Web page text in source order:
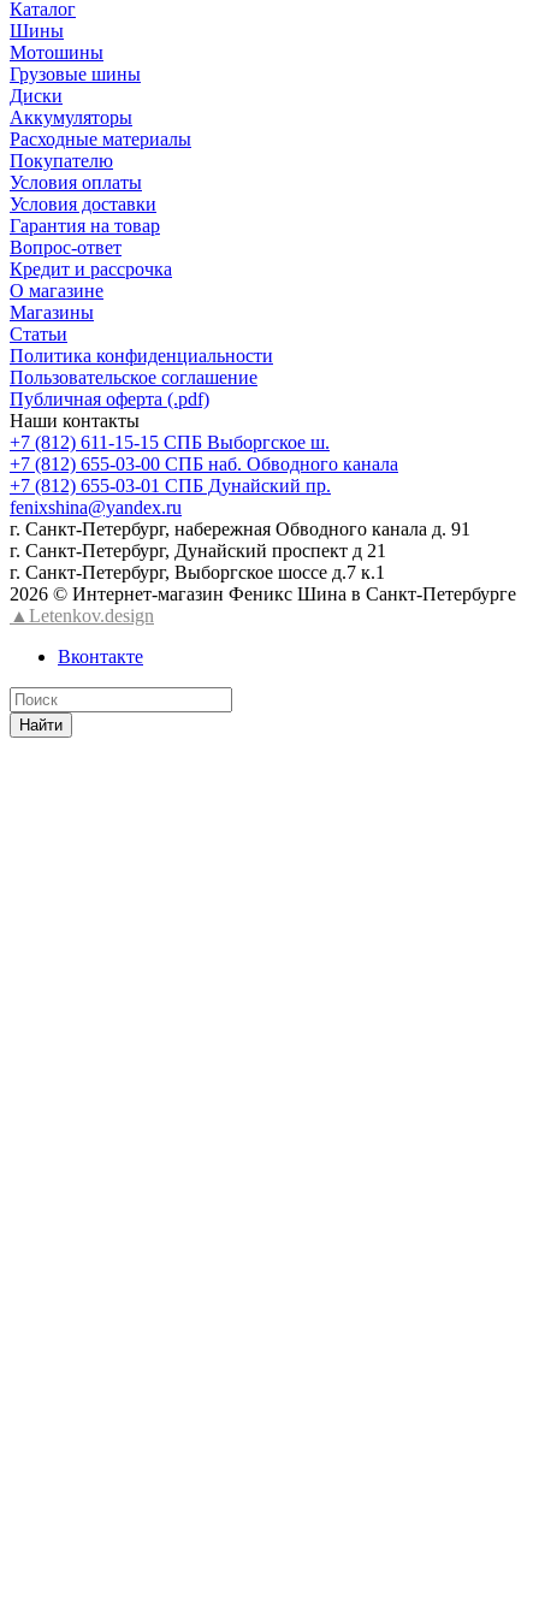
Каталог
Шины
Мотошины
Грузовые шины
Диски
Аккумуляторы
Расходные материалы
Покупателю
Условия оплаты
Условия доставки
Гарантия на товар
Вопрос-ответ
Кредит и рассрочка
О магазине
Магазины
Статьи
Политика конфиденциальности
Пользовательское соглашение
Публичная оферта (.pdf)
Наши контакты
+7 (812) 611-15-15 СПБ Выборгское ш.
+7 (812) 655-03-00 СПБ наб. Обводного канала
+7 (812) 655-03-01 СПБ Дунайский пр.
fenixshina@yandex.ru
г. Санкт-Петербург, набережная Обводного канала д. 91
г. Санкт-Петербург, Дунайский проспект д 21
г. Санкт-Петербург, Выборгское шоссе д.7 к.1
2026 © Интернет-магазин Феникс Шина в Санкт-Петербурге
▲Letenkov.design
Вконтакте
Найти